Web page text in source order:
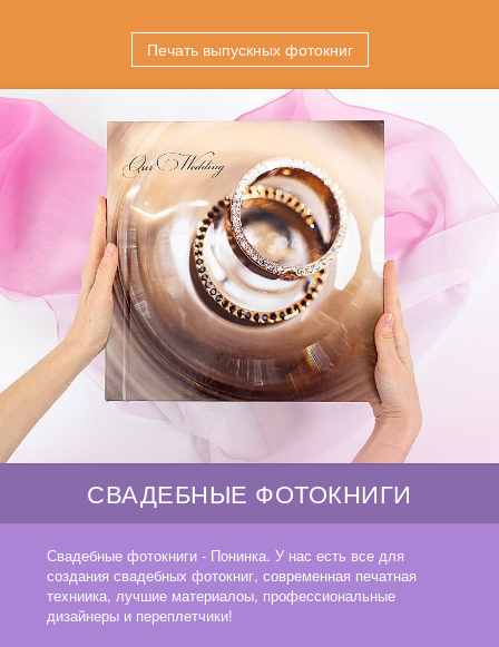
Печать выпускных фотокниг
СВАДЕБНЫЕ ФОТОКНИГИ
Свадебные фотокниги - Понинка. У нас есть все для
создания свадебных фотокниг, современная печатная
техниика, лучшие материалоы, профессиональные
дизайнеры и переплетчики!